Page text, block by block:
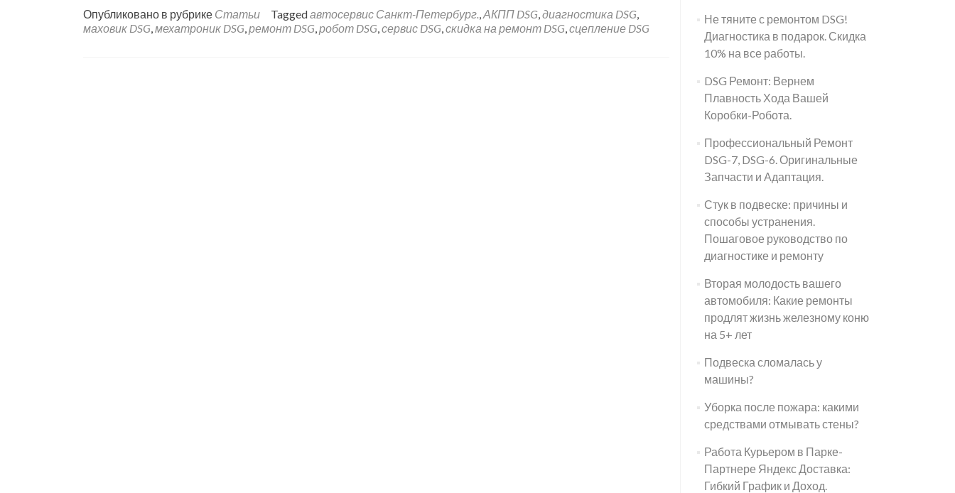
Опубликовано в рубрике Статьи Taggedавтосервис Санкт-Петербург.,АКПП DSG,диагностика DSG,
маховик DSG,мехатроник DSG,ремонт DSG,робот DSG,сервис DSG,скидка на ремонт DSG,сцепление DSG
Не тяните с ремонтом DSG!
Диагностика в подарок. Скидка
10% на все работы.
DSG Ремонт: Вернем
Плавность Хода Вашей
Коробки-Робота.
Профессиональный Ремонт
DSG-7, DSG-6. Оригинальные
Запчасти и Адаптация.
Стук в подвеске: причины и
способы устранения.
Пошаговое руководство по
диагностике и ремонту
Вторая молодость вашего
автомобиля: Какие ремонты
продлят жизнь железному коню
на 5+ лет
Подвеска сломалась у
машины?
Уборка после пожара: какими
средствами отмывать стены?
Работа Курьером в Парке-
Партнере Яндекс Доставка:
Гибкий График и Доход.